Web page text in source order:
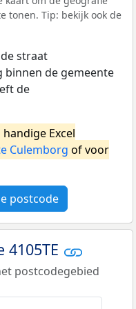
tonen. Tip: bekijk ook de
straat
binnen de gemeente
de
Excel
Culemborg of voor
postcode
4105TE
postcodegebied